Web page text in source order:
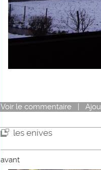
Voir le commentaire |
les enives
avant